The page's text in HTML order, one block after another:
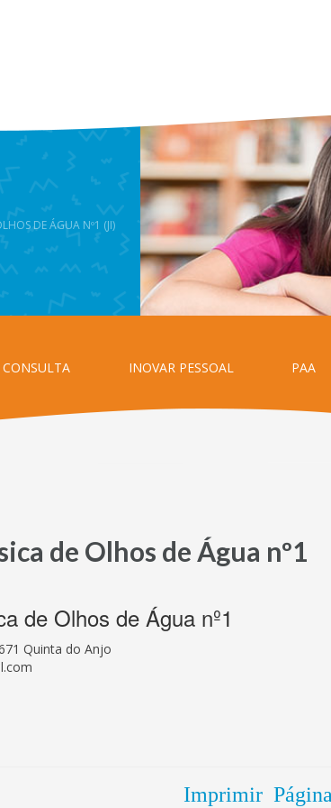
DE ÁGUA Nº1 (JI)
INOVAR PESSOAL PAA
de Olhos de Água nº1
de Olhos de Água nº1
Quinta do Anjo
Imprimir